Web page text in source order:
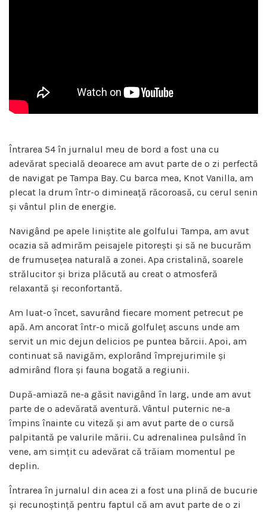
Întrarea 54 în jurnalul meu de bord a fost una cu
adevărat specială deoarece am avut parte de o zi perfectă
de navigat pe Tampa Bay. Cu barca mea, Knot Vanilla, am
plecat la drum într-o dimineață răcoroasă, cu cerul senin
și vântul plin de energie.
Navigând pe apele liniștite ale golfului Tampa, am avut
ocazia să admirăm peisajele pitorești și să ne bucurăm
de frumusețea naturală a zonei. Apa cristalină, soarele
strălucitor și briza plăcută au creat o atmosferă
relaxantă și reconfortantă.
Am luat-o încet, savurând fiecare moment petrecut pe
apă. Am ancorat într-o mică golfuleț ascuns unde am
servit un mic dejun delicios pe puntea bărcii. Apoi, am
continuat să navigăm, explorând împrejurimile și
admirând flora și fauna bogată a regiunii.
După-amiază ne-a găsit navigând în larg, unde am avut
parte de o adevărată aventură. Vântul puternic ne-a
împins înainte cu viteză și am avut parte de o cursă
palpitantă pe valurile mării. Cu adrenalinea pulsând în
vene, am simțit cu adevărat că trăiam momentul pe
deplin.
Întrarea în jurnalul din acea zi a fost una plină de bucurie
și recunoștință pentru faptul că am avut parte de o zi